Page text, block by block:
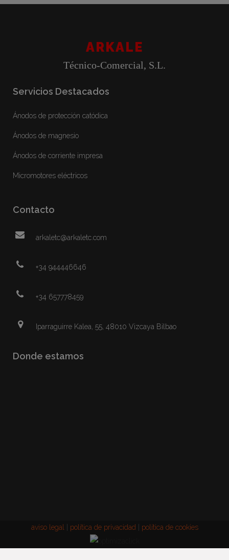
ARKALE
Técnico-Comercial, S.L.
Servicios Destacados
Ánodos de protección catódica
Ánodos de magnesio
Ánodos de corriente impresa
Micromotores eléctricos
Contacto
arkaletc@arkaletc.com
+34 944446646
+34 657778459
Iparraguirre Kalea, 55, 48010 Vizcaya Bilbao
Donde estamos
aviso legal política de privacidad política de cookies